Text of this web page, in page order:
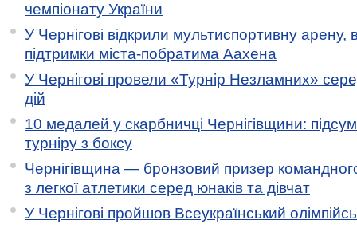
чемпіонату України
У Чернігові відкрили мультиспортивну арену,
підтримки міста-побратима Аахена
У Чернігові провели «Турнір Незламних»
дій
10 медалей у скарбничці Чернігівщини:
турніру з боксу
Чернігівщина — бронзовий призер
з легкої атлетики серед юнаків та дівчат
У Чернігові пройшов Всеукраїнський